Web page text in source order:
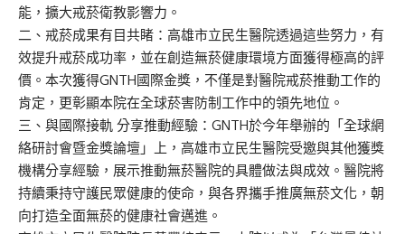
能，擴大戒菸衛教影響力。
二、戒菸成果有目共睹：高雄市立民生醫院透過這些努力，有
效提升戒菸成功率，並在創造無菸健康環境方面獲得極高的評
價。本次獲得GNTH國際金獎，不僅是對醫院戒菸推動工作的
肯定，更彰顯本院在全球菸害防制工作中的領先地位。
三、與國際接軌 分享推動經驗：GNTH於今年舉辦的「全球網
絡研討會暨金獎論壇」上，高雄市立民生醫院受邀與其他獲獎
機構分享經驗，展示推動無菸醫院的具體做法與成效。醫院將
持續秉持守護民眾健康的使命，與各界攜手推廣無菸文化，朝
向打造全面無菸的健康社會邁進。